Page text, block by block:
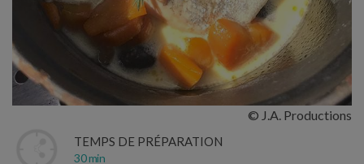
© J.A. Productions
TEMPS DE PRÉPARATION
30 min